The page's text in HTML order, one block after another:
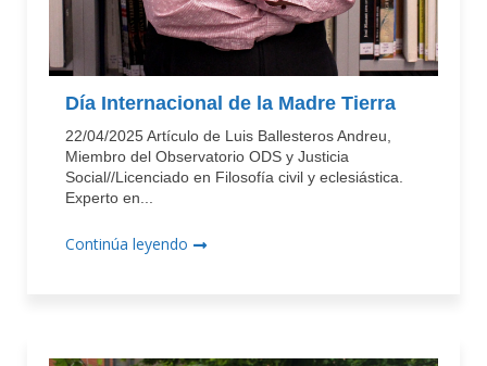
Día Internacional de la Madre Tierra
22/04/2025 Artículo de Luis Ballesteros Andreu,
Miembro del Observatorio ODS y Justicia
Social//Licenciado en Filosofía civil y eclesiástica.
Experto en...
Continúa leyendo